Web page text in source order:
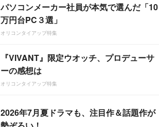
パソコンメーカー社員が本気で選んだ「10
万円台PC３選」
オリコンタイアップ特集
『VIVANT』限定ウオッチ、プロデューサ
ーの感想は
オリコンタイアップ特集
2026年7月夏ドラマも、注目作＆話題作が